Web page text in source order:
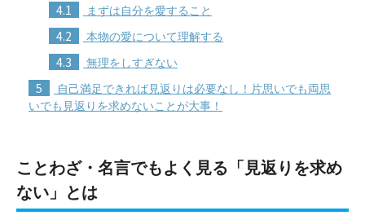
4.1 まずは自分を愛すること
4.2 本物の愛について理解する
4.3 無理をしすぎない
5
自己満足できれば見返りは必要なし！片思いでも両思
いでも見返りを求めないことが大事！
ことわざ・名言でもよく見る「見返りを求め
ない」とは